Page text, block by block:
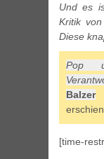
Und es
Kritik
Diese
Pop
Balzer
[time-